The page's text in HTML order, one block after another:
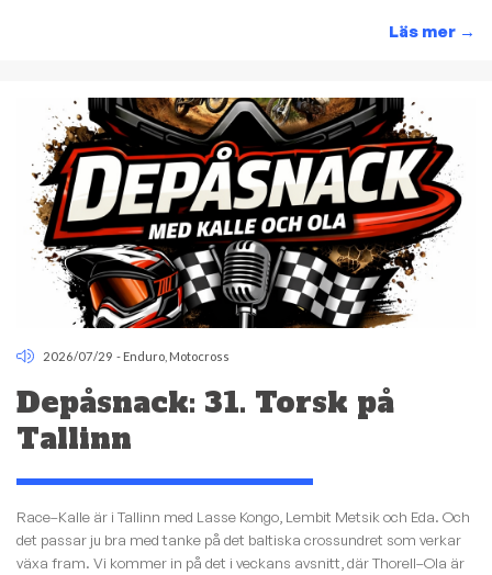
Läs mer →
2026/07/29 - Enduro Motocross
Depåsnack: 31. Torsk på
Tallinn
Race–Kalle är i Tallinn med Lasse Kongo, Lembit Metsik och Eda. Och
det passar ju bra med tanke på det baltiska crossundret som verkar
växa fram. Vi kommer in på det i veckans avsnitt, där Thorell–Ola är